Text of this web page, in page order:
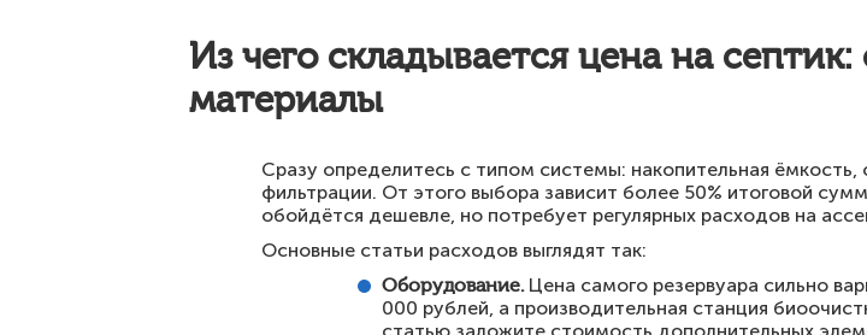
Из чего складывается цена на
материалы
Сразу определитесь с типом системы: накопительная
фильтрации. От этого выбора зависит более 50% итоговой
обойдётся дешевле, но потребует регулярных расходов на
Основные статьи расходов выглядят так:
Оборудование.Цена самого резервуара сильно
000 рублей, а производительная станция